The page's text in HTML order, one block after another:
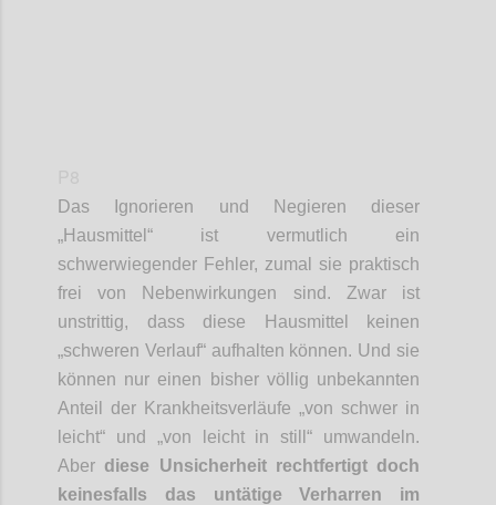
Das
Ignorieren und Negieren dieser
„Hausmittel“ ist vermutlich ein
schwerwiegender Fehler, zumal sie praktisch
frei von Nebenwirkungen sind.
Zwar ist
unstrittig, dass diese Hausmittel keinen
„schweren Verlauf“ aufhalten können. Und sie
können nur einen bisher völlig unbekannten
Anteil der Krankheitsverläufe „von schwer in
leicht“
und „von leicht in still“ umwandeln.
Aber diese Unsicherheit rechtfertigt doch
keinesfalls das untätige Verharren im